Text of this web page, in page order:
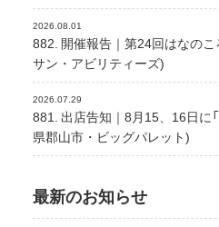
2026.08.01
882. 開催報告｜第24回はなの
サン・アビリティーズ)
2026.07.29
881. 出店告知｜8月15、16日に
県郡山市・ビッグパレット)
最新のお知らせ